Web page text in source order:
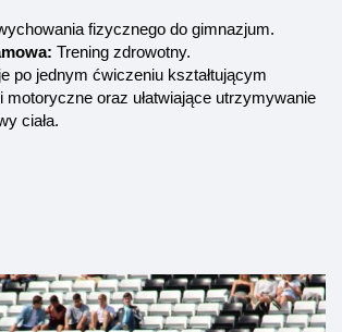
fizycznego do gimnazjum.
Trening zdrowotny.
po jednym ćwiczeniu kształtującym
motoryczne oraz ułatwiające utrzymywanie
ciała.